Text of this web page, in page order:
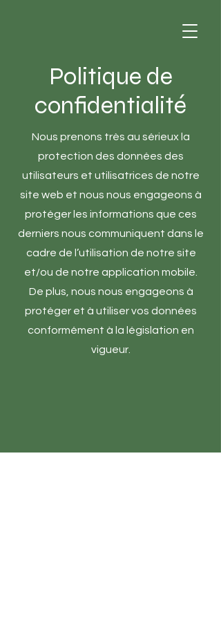
Politique de
confidentialité
Nous prenons très au sérieux la
protection des données des
utilisateurs et utilisatrices de notre
site web et nous nous engageons à
protéger les informations que ces
derniers nous communiquent dans le
cadre de l’utilisation de notre site
et/ou de notre application mobile.
De plus, nous nous engageons à
protéger et à utiliser vos données
conformément à la législation en
vigueur.